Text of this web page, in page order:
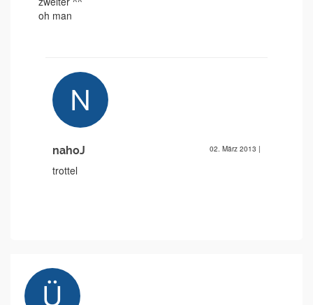
oh man
nahoJ 02. März 2013 |
trottel